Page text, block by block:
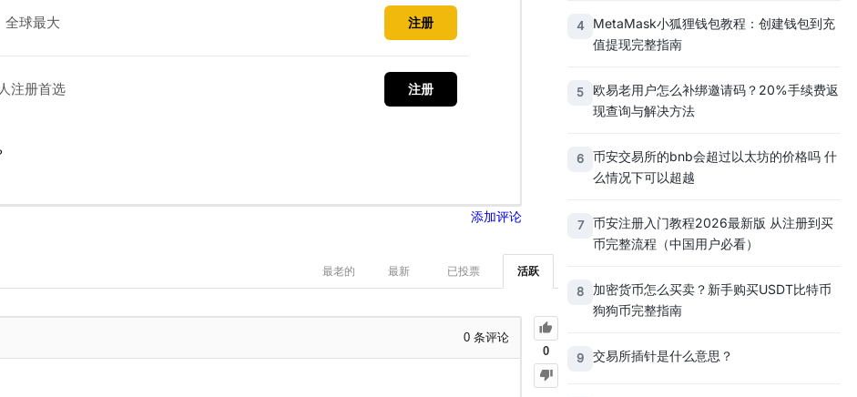
全球最大 注册
注册首选 注册
添加评论
活跃
已投票
最新
最老的
0
0 条评论
4
MetaMask小狐狸钱包教程：创建钱包到充
值提现完整指南
5
欧易老用户怎么补绑邀请码？20%手续费返
现查询与解决方法
6
币安交易所的bnb会超过以太坊的价格吗 什
么情况下可以超越
7
币安注册入门教程2026最新版 从注册到买
币完整流程（中国用户必看）
8
加密货币怎么买卖？新手购买USDT比特币
狗狗币完整指南
9 交易所插针是什么意思？